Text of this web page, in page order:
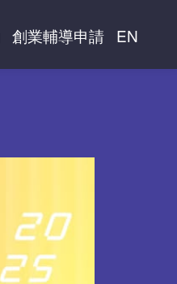
創業輔導申請 EN